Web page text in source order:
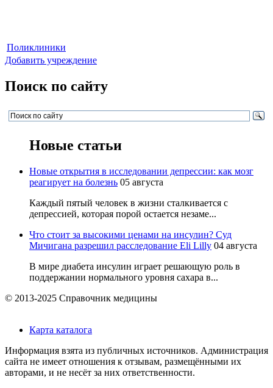
Поликлиники
Добавить учреждение
Поиск по сайту
Новые статьи
Новые открытия в исследовании депрессии: как мозг
реагирует на болезнь 05 августа
Каждый пятый человек в жизни сталкивается с
депрессией, которая порой остается незаме...
Что стоит за высокими ценами на инсулин? Суд
Мичигана разрешил расследование Eli Lilly 04 августа
В мире диабета инсулин играет решающую роль в
поддержании нормального уровня сахара в...
© 2013-2025 Справочник медицины
Карта каталога
Информация взята из публичных источников. Администрация
сайта не имеет отношения к отзывам, размещёнными их
авторами, и не несёт за них ответственности.